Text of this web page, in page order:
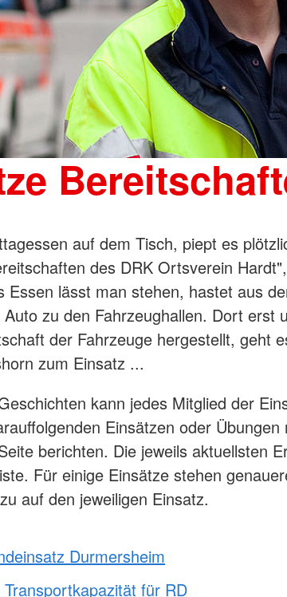
auf dem Tisch, piept es
des DRK Ortsverein
Essen lässt man stehen, hastet aus
zu den Fahrzeughallen. Dort erst
der Fahrzeuge hergestellt, geht
zum Einsatz ...
kann jedes Mitglied der
Einsätzen oder Übungen
berichten. Die jeweils aktuellsten
Für einige Einsätze stehen
auf den jeweiligen Einsatz.
Durmersheim
für RD